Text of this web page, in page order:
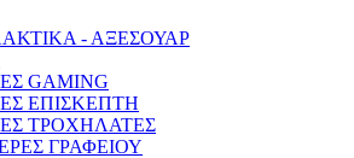
- ΑΞΕΣΟΥΑΡ
GAMING
ΕΠΙΣΚΕΠΤΗ
ΤΡΟΧΗΛΑΤΕΣ
ΓΡΑΦΕΙΟΥ